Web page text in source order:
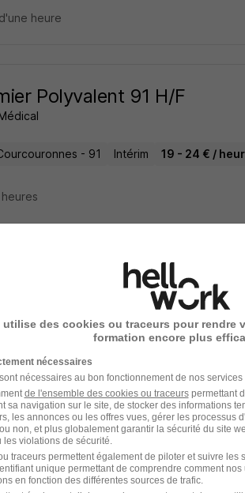
heure
Polyvalent 91 H/F
- 91 Intérim 19 - 24 € /
D.E en Mas H/F
- 75 Intérim 20 € / heure 61 jours
heures
D.E en Fam à Paris H/F
utilise des cookies ou traceurs pour rendre
formation encore plus
nécessaires
nécessaires au bon fonctionnement de nos services
de l'ensemble des cookies ou traceurspermettant
sa navigation sur le site, de stocker des informations
les annonces ou les offres vues, gérer les processus
non, et plus globalement garantir la sécurité du site
violations de sécurité.
traceurs permettent également de piloter et suivre les
unique permettant de comprendre comment
en fonction des différentes sources de trafic.